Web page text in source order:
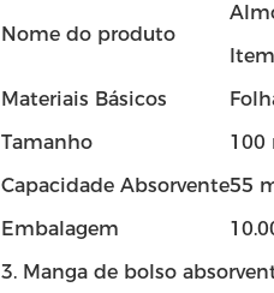
Nome do produto
Materiais Básicos
Tamanho
100
Capacidade Absorvente55
Embalagem
3. Manga de bolso